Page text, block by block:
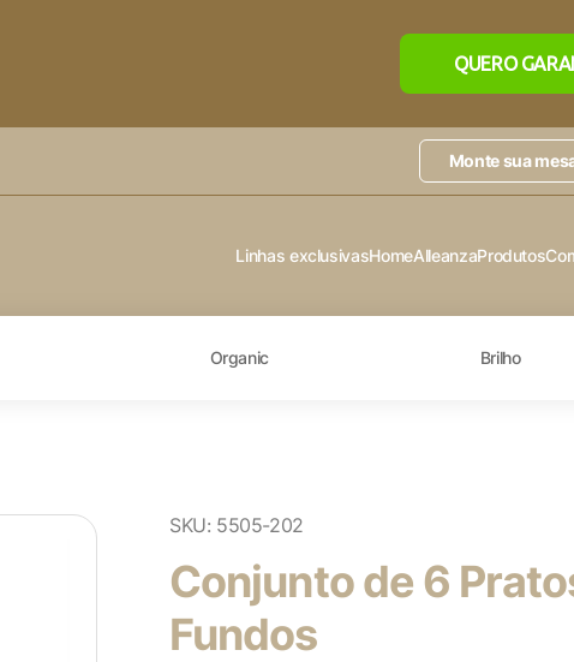
QUERO
Monte sua
Linhas exclusivasHomeAlleanzaProdutos
Organic Brilho
SKU: 5505-202
Conjunto de 6
Fundos